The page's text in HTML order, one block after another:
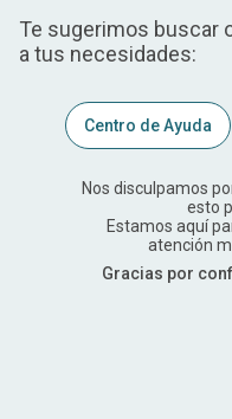
Te sugerimos buscar
a tus necesidades:
Centro de Ayuda
Nos disculpamos
esto
Estamos aquí
atención
Gracias por